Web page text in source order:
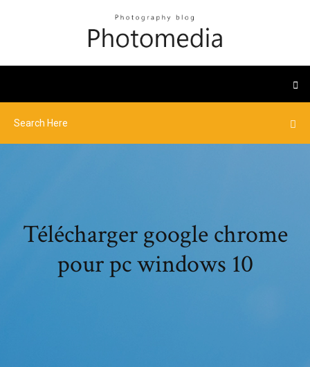
Télécharger google chrome
pour pc windows 10